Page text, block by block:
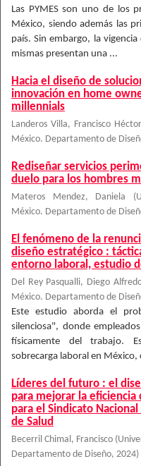
Las PYMES son uno de los
México, siendo además las
país. Sin embargo, la
mismas presentan una ...
Hacia el diseño de
innovación en home
millennials
Landeros Villa, Francisco Héctor
México. Departamento de
Rediseñar servicios
duelo para los hombres
Materos Mendez, Daniela (
México. Departamento de
El fenómeno de la
diseño estratégico :
entorno laboral, estudio
Del Rey Pasqualli, Diego
México. Departamento de
Este estudio aborda el
silenciosa", donde
físicamente del trabajo.
sobrecarga laboral en México,
Líderes del futuro : el
para mejorar la
para el Sindicato
de Salud
Becerril Chimal, Francisco (
Departamento de Diseño, 2024)